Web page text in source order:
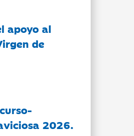
apoyo al
de
2026.